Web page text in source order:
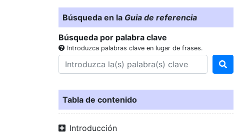
Búsqueda en la Guia de referencia
Búsqueda por palabra clave
Introduzca palabras clave en lugar de frases.
Tabla de contenido
Introducción